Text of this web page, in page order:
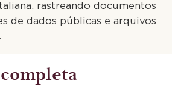
rastreando documentos
de dados públicas e arquivos